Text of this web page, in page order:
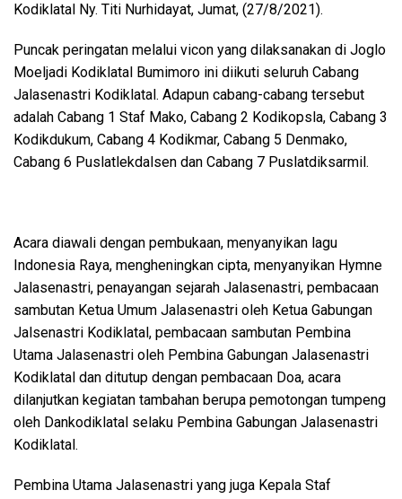
Kodiklatal Ny. Titi Nurhidayat, Jumat, (27/8/2021).
Puncak peringatan melalui vicon yang dilaksanakan di Joglo
Moeljadi Kodiklatal Bumimoro ini diikuti seluruh Cabang
Jalasenastri Kodiklatal. Adapun cabang-cabang tersebut
adalah Cabang 1 Staf Mako, Cabang 2 Kodikopsla, Cabang 3
Kodikdukum, Cabang 4 Kodikmar, Cabang 5 Denmako,
Cabang 6 Puslatlekdalsen dan Cabang 7 Puslatdiksarmil.
Acara diawali dengan pembukaan, menyanyikan lagu
Indonesia Raya, mengheningkan cipta, menyanyikan Hymne
Jalasenastri, penayangan sejarah Jalasenastri, pembacaan
sambutan Ketua Umum Jalasenastri oleh Ketua Gabungan
Jalsenastri Kodiklatal, pembacaan sambutan Pembina
Utama Jalasenastri oleh Pembina Gabungan Jalasenastri
Kodiklatal dan ditutup dengan pembacaan Doa, acara
dilanjutkan kegiatan tambahan berupa pemotongan tumpeng
oleh Dankodiklatal selaku Pembina Gabungan Jalasenastri
Kodiklatal.
Pembina Utama Jalasenastri yang juga Kepala Staf